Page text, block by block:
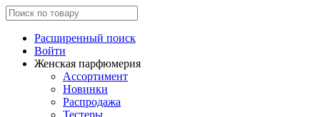
Расширенный поиск
Войти
Женская парфюмерия
Ассортимент
Новинки
Распродажа
Тестеры